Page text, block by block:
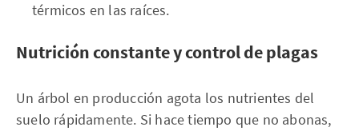
térmicos en las raíces.
Nutrición constante y control de plagas
Un árbol en producción agota los nutrientes del
suelo rápidamente. Si hace tiempo que no abonas,